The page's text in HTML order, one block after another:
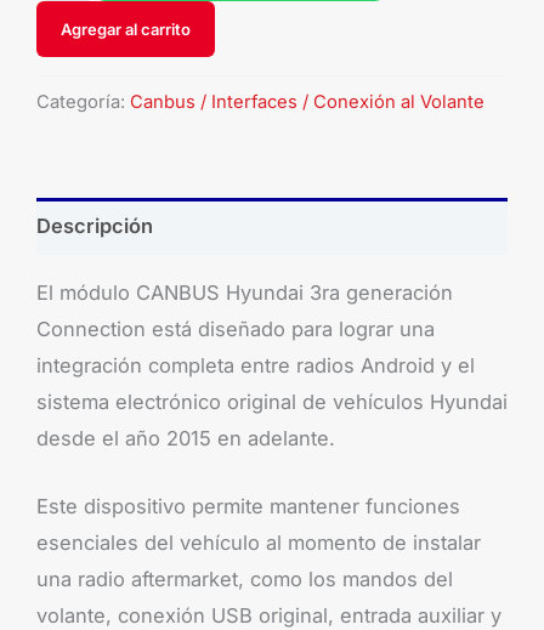
Agregar al carrito
Categoría: Canbus / Interfaces / Conexión al Volante
Descripción
El módulo CANBUS Hyundai 3ra generación
Connection está diseñado para lograr una
integración completa entre radios Android y el
sistema electrónico original de vehículos Hyundai
desde el año 2015 en adelante.
Este dispositivo permite mantener funciones
esenciales del vehículo al momento de instalar
una radio aftermarket, como los mandos del
volante, conexión USB original, entrada auxiliar y